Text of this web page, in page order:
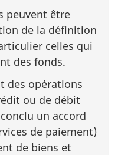
peuvent être
de la définition
celles qui
des fonds.
des opérations
ou de débit
un accord
de paiement)
de biens et